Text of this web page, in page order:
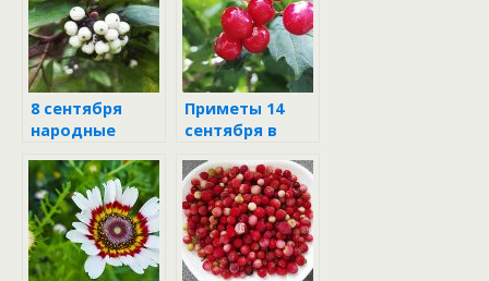
8 сентября
народные
Приметы 14
сентября в